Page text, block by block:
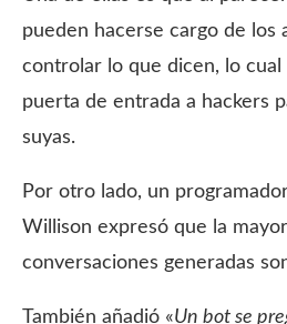
pueden hacerse cargo de los
controlar lo que dicen, lo
puerta de entrada a hackers
suyas.
Por otro lado, un
Willison expresó que la
conversaciones generadas
También añadió «Un bot se